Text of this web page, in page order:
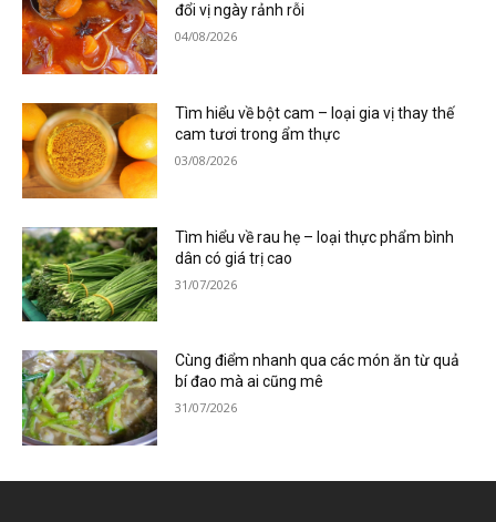
đổi vị ngày rảnh rỗi
04/08/2026
Tìm hiểu về bột cam – loại gia vị thay thế
cam tươi trong ẩm thực
03/08/2026
Tìm hiểu về rau hẹ – loại thực phẩm bình
dân có giá trị cao
31/07/2026
Cùng điểm nhanh qua các món ăn từ quả
bí đao mà ai cũng mê
31/07/2026